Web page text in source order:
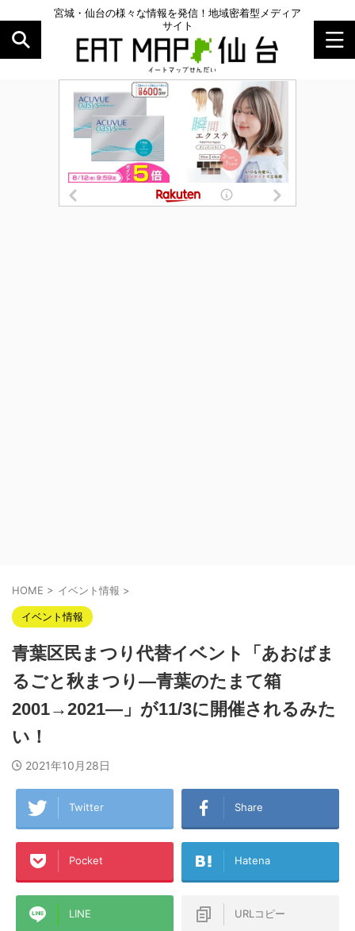
宮城・仙台の様々な情報を発信！地域密着型メディア
サイト
HOME > イベント情報 >
イベント情報
青葉区民まつり代替イベント「あおばま
るごと秋まつり―青葉のたまて箱
2001→2021―」が11/3に開催されるみた
い！
2021年10月28日
Twitter Share
Pocket Hatena
LINE URLコピー